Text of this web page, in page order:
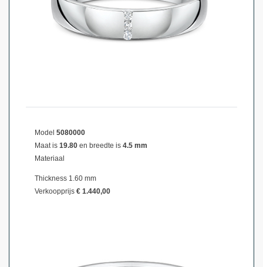
Model 5080000
Maat is 19.80 en breedte is 4.5 mm
Materiaal
Thickness 1.60 mm
Verkoopprijs € 1.440,00